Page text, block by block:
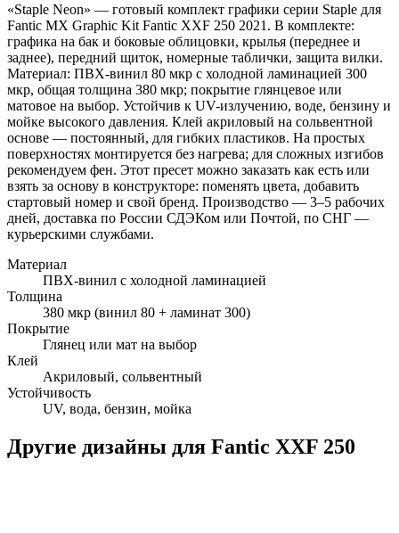
«Staple Neon» — готовый комплект графики серии Staple для
Fantic MX Graphic Kit Fantic XXF 250 2021. В комплекте:
графика на бак и боковые облицовки, крылья (переднее и
заднее), передний щиток, номерные таблички, защита вилки.
Материал: ПВХ-винил 80 мкр с холодной ламинацией 300
мкр, общая толщина 380 мкр; покрытие глянцевое или
матовое на выбор. Устойчив к UV-излучению, воде, бензину и
мойке высокого давления. Клей акриловый на сольвентной
основе — постоянный, для гибких пластиков. На простых
поверхностях монтируется без нагрева; для сложных изгибов
рекомендуем фен. Этот пресет можно заказать как есть или
взять за основу в конструкторе: поменять цвета, добавить
стартовый номер и свой бренд. Производство — 3–5 рабочих
дней, доставка по России СДЭКом или Почтой, по СНГ —
курьерскими службами.
Материал
ПВХ-винил с холодной ламинацией
Толщина
380 мкр (винил 80 + ламинат 300)
Покрытие
Глянец или мат на выбор
Клей
Акриловый, сольвентный
Устойчивость
UV, вода, бензин, мойка
Другие дизайны для Fantic XXF 250